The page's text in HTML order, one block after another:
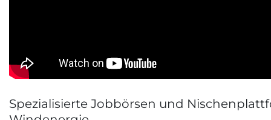
Spezialisierte Jobbörsen und